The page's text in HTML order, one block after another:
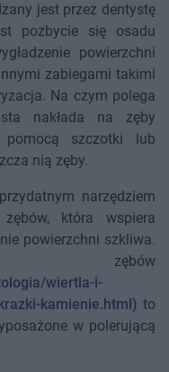
jest przez dentystę
pozbycie się osadu
powierzchni
zabiegami takimi
Na czym polega
nakłada na zęby
szczotki lub
nią zęby.
narzędziem
która wspiera
powierzchni szkliwa.
zębów
wiertla-i-
kamienie.html ) to
w polerującą